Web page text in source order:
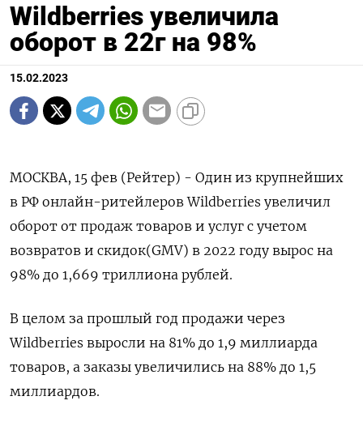
Wildberries увеличила
оборот в 22г на 98%
15.02.2023
МОСКВА, 15 фев (Рейтер) - Один из крупнейших
в РФ онлайн-ритейлеров Wildberries увеличил
оборот от продаж товаров и услуг с учетом
возвратов и скидок(GMV) в 2022 году вырос на
98% до 1,669 триллиона рублей.
В целом за прошлый год продажи через
Wildberries выросли на 81% до 1,9 миллиарда
товаров, а заказы увеличились на 88% до 1,5
миллиардов.